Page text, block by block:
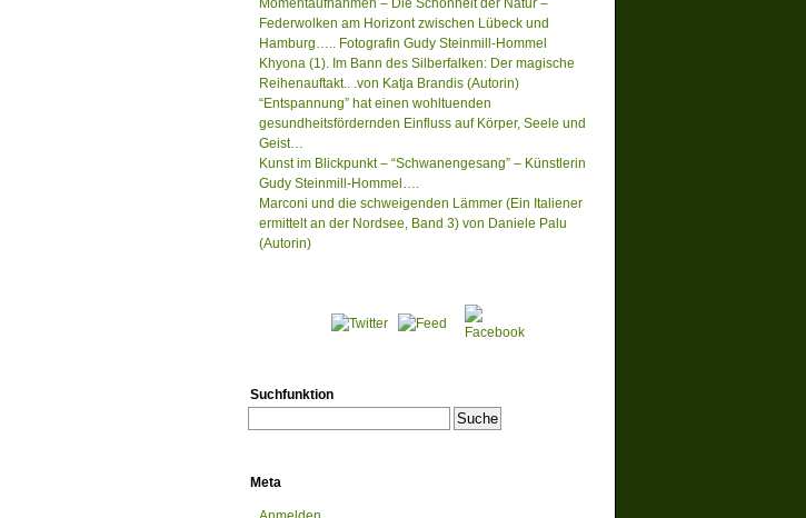
Momentaufnahmen – Die Schönheit der Natur –
Federwolken am Horizont zwischen Lübeck und
Hamburg….. Fotografin Gudy Steinmill-Hommel
Khyona (1). Im Bann des Silberfalken: Der magische
Reihenauftakt.. .von Katja Brandis (Autorin)
“Entspannung” hat einen wohltuenden
gesundheitsfördernden Einfluss auf Körper, Seele und
Geist…
Kunst im Blickpunkt – “Schwanengesang” – Künstlerin
Gudy Steinmill-Hommel….
Marconi und die schweigenden Lämmer (Ein Italiener
ermittelt an der Nordsee, Band 3) von Daniele Palu
(Autorin)
Suchfunktion
Meta